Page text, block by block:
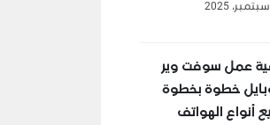
عمل سوفت وير
خطوة بخطوة
أنواع الهواتف